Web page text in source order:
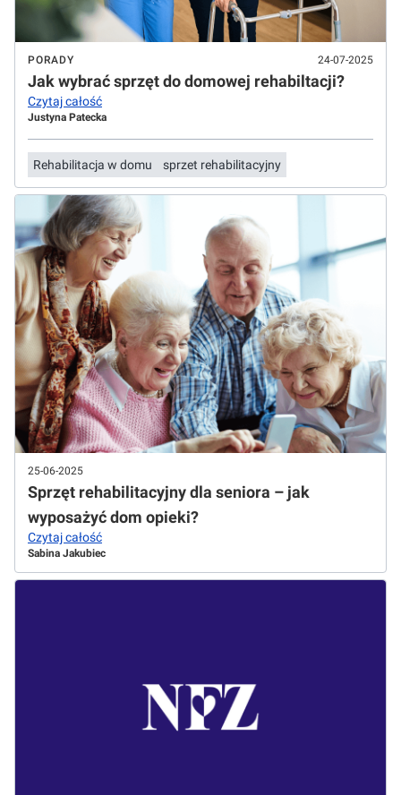
PORADY 24-07-2025
Jak wybrać sprzęt do domowej rehabiltacji?
Czytaj całość
Justyna Patecka
Rehabilitacja w domu sprzet rehabilitacyjny
25-06-2025
Sprzęt rehabilitacyjny dla seniora – jak
wyposażyć dom opieki?
Czytaj całość
Sabina Jakubiec